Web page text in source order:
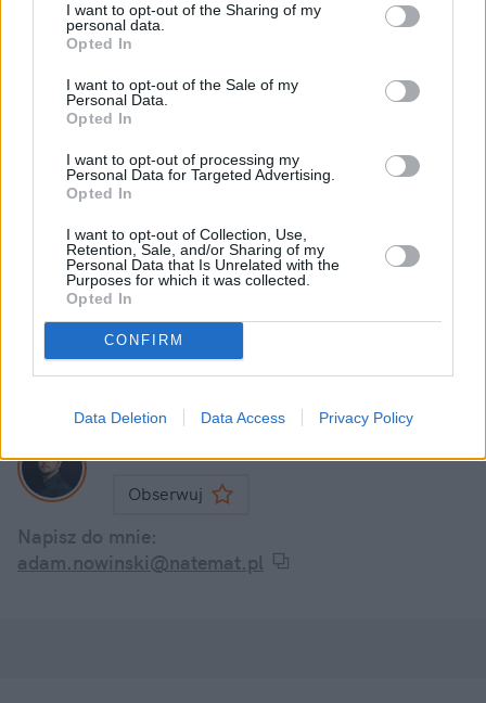
I want to opt-out of the Sharing of my
personal data.
Opted In
I want to opt-out of the Sale of my
Personal Data.
Opted In
I want to opt-out of processing my
Personal Data for Targeted Advertising.
Opted In
I want to opt-out of Collection, Use,
Retention, Sale, and/or Sharing of my
Personal Data that Is Unrelated with the
Purposes for which it was collected.
Opted In
CONFIRM
Data Deletion Data Access Privacy Policy
A1. Przerażające, z jaką prędkością
miało jechać BMW
obserwuj nas w Google News!
Policja Śmierć "Rzeczpospolita"
Adam Nowiński
Obserwuj
Napisz do mnie:
adam.nowinski@natemat.pl